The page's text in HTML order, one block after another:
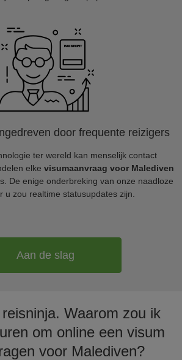
door frequente reizigers
ter wereld kan menselijk contact
elke visumaanvraag voor Malediven
De enige onderbreking van onze naadloze
u zou realtime statusupdates zijn.
Aan de slag
Waarom zou ik
om online een visum
voor Malediven?